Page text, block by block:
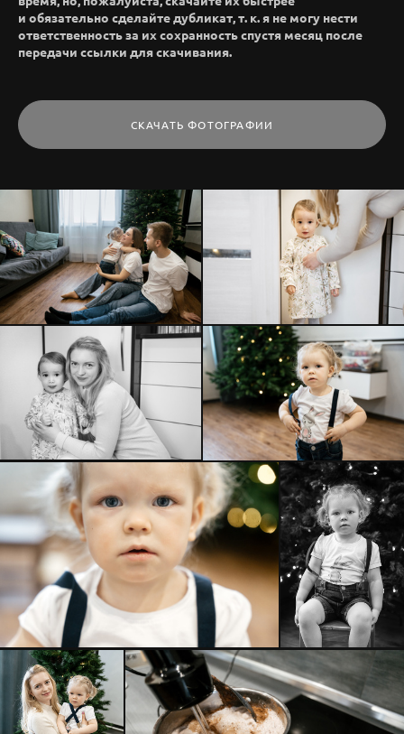
и обязательно сделайте дубликат, т. к. я не могу нести
ответственность за их сохранность спустя месяц после
передачи ссылки для скачивания.
СКАЧАТЬ ФОТОГРАФИИ